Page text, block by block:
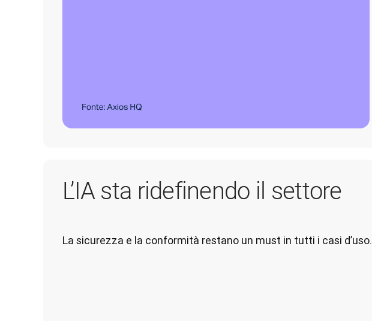
L’IA sta ridefinendo il settore
La sicurezza e la conformità restano un must in tutti i casi d’uso.